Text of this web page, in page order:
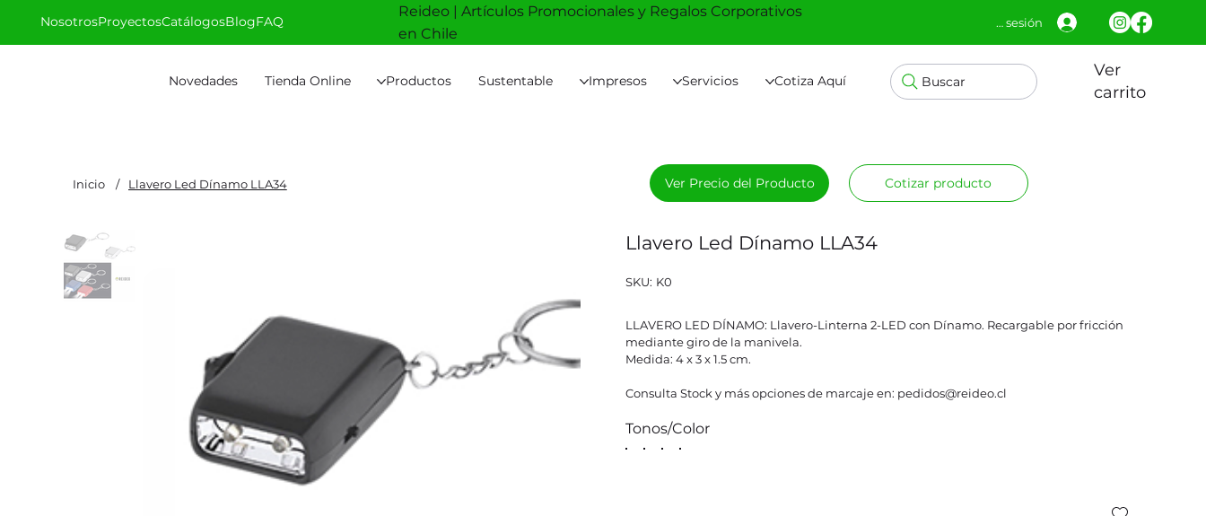
Novedades Tienda Online Productos Sustentable Impresos Servicios Cotiza Aquí Buscar
Ver
carrito
NosotrosProyectosCatálogosBlogFAQ
Reideo | Artículos Promocionales y Regalos Corporativos
en Chile
Iniciar sesión
Inicio / Llavero Led Dínamo LLA34
Llavero Led Dínamo LLA34
SKU: SKU
K0
K0
LLAVERO LED DÍNAMO: Llavero-Linterna 2-LED con Dínamo. Recargable por fricción
mediante giro de la manivela.
Medida: 4 x 3 x 1.5 cm.
Consulta Stock y más opciones de marcaje en: pedidos@reideo.cl
Tonos/Color
Ver Precio del Producto Cotizar producto